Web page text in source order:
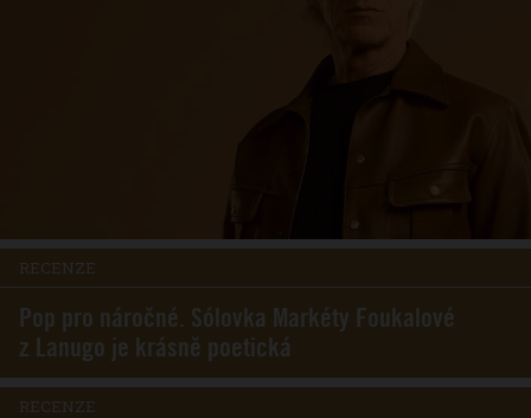
RECENZE
Pop pro náročné. Sólovka Markéty Foukalové
z Lanugo je krásně poetická
RECENZE